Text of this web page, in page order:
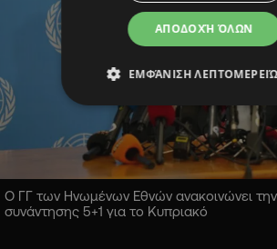
Ο ΓΓ των Ηνωμένων Εθνών ανακοινώνει
συνάντησης 5+1 για το Κυπριακό
ΑΠΟΔΟΧΉ ΌΛΩΝ
ΕΜΦΆΝΙΣΗ